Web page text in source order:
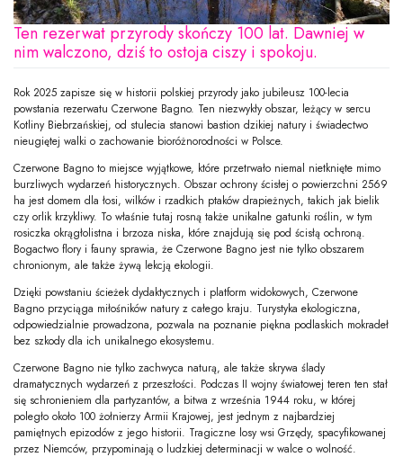
Ten rezerwat przyrody skończy 100 lat. Dawniej w
nim walczono, dziś to ostoja ciszy i spokoju.
Rok 2025 zapisze się w historii polskiej przyrody jako jubileusz 100-lecia
powstania rezerwatu Czerwone Bagno. Ten niezwykły obszar, leżący w sercu
Kotliny Biebrzańskiej, od stulecia stanowi bastion dzikiej natury i świadectwo
nieugiętej walki o zachowanie bioróżnorodności w Polsce.
Czerwone Bagno to miejsce wyjątkowe, które przetrwało niemal nietknięte mimo
burzliwych wydarzeń historycznych. Obszar ochrony ścisłej o powierzchni 2569
ha jest domem dla łosi, wilków i rzadkich ptaków drapieżnych, takich jak bielik
czy orlik krzykliwy. To właśnie tutaj rosną także unikalne gatunki roślin, w tym
rosiczka okrągłolistna i brzoza niska, które znajdują się pod ścisłą ochroną.
Bogactwo flory i fauny sprawia, że Czerwone Bagno jest nie tylko obszarem
chronionym, ale także żywą lekcją ekologii.
Dzięki powstaniu ścieżek dydaktycznych i platform widokowych, Czerwone
Bagno przyciąga miłośników natury z całego kraju. Turystyka ekologiczna,
odpowiedzialnie prowadzona, pozwala na poznanie piękna podlaskich mokradeł
bez szkody dla ich unikalnego ekosystemu.
Czerwone Bagno nie tylko zachwyca naturą, ale także skrywa ślady
dramatycznych wydarzeń z przeszłości. Podczas II wojny światowej teren ten stał
się schronieniem dla partyzantów, a bitwa z września 1944 roku, w której
poległo około 100 żołnierzy Armii Krajowej, jest jednym z najbardziej
pamiętnych epizodów z jego historii. Tragiczne losy wsi Grzędy, spacyfikowanej
przez Niemców, przypominają o ludzkiej determinacji w walce o wolność.